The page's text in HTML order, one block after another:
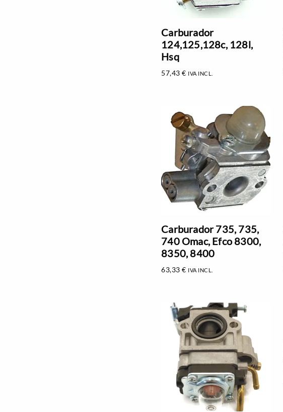
Carburador
124,125,128c, 128l,
Hsq
57,43€ IVA INCL.
Carburador 735, 735,
740 Omac, Efco 8300,
8350, 8400
63,33€ IVA INCL.